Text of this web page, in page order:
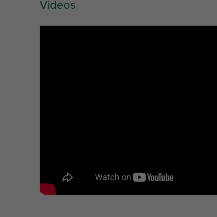
Produktnummer
Videos